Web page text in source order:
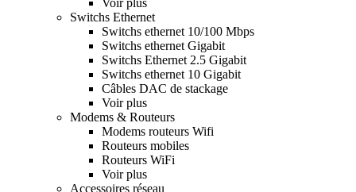
Voir plus
Switchs Ethernet
Switchs ethernet 10/100 Mbps
Switchs ethernet Gigabit
Switchs Ethernet 2.5 Gigabit
Switchs ethernet 10 Gigabit
Câbles DAC de stackage
Voir plus
Modems & Routeurs
Modems routeurs Wifi
Routeurs mobiles
Routeurs WiFi
Voir plus
Accessoires réseau